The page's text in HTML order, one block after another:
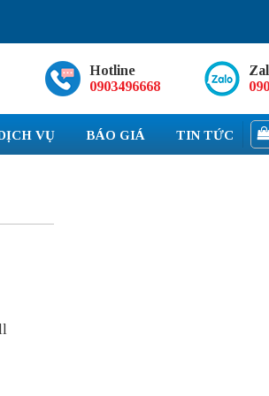
Hotline
0903496668
VỤ BÁO GIÁ TIN TỨC